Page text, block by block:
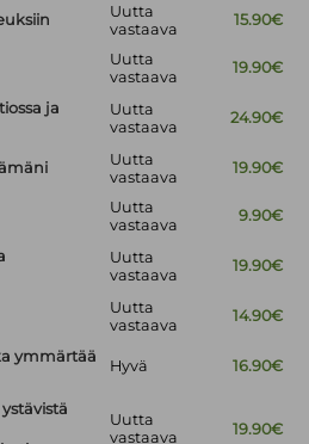
Uutta
vastaava
15.90€
Uutta
vastaava
19.90€
ja
Uutta
vastaava
24.90€
Uutta
vastaava
19.90€
Uutta
vastaava
9.90€
Uutta
vastaava
19.90€
Uutta
vastaava
14.90€
ymmärtää
Hyvä 16.90€
Uutta
vastaava
19.90€